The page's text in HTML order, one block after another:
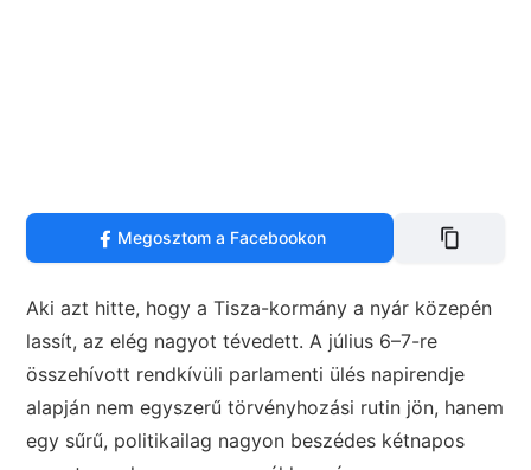
Megosztom a Facebookon
Aki azt hitte, hogy a Tisza-kormány a nyár közepén
lassít, az elég nagyot tévedett. A július 6–7-re
összehívott rendkívüli parlamenti ülés napirendje
alapján nem egyszerű törvényhozási rutin jön, hanem
egy sűrű, politikailag nagyon beszédes kétnapos